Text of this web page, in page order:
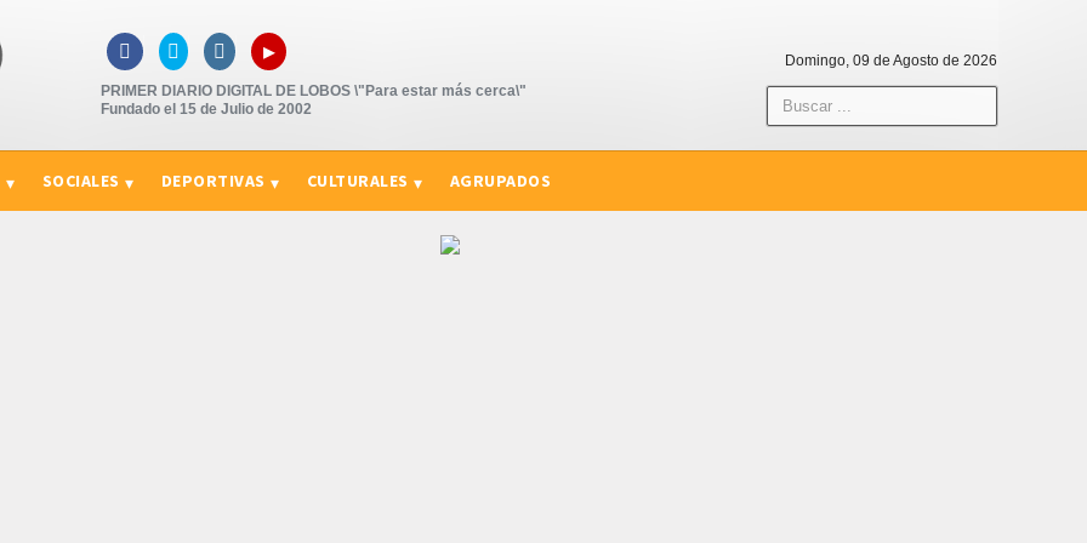
   ▸
PRIMER DIARIO DIGITAL DE LOBOS \"Para estar más cerca\"
Fundado el 15 de Julio de 2002
Domingo, 09 de Agosto de 2026
SOCIALES DEPORTIVAS CULTURALES AGRUPADOS